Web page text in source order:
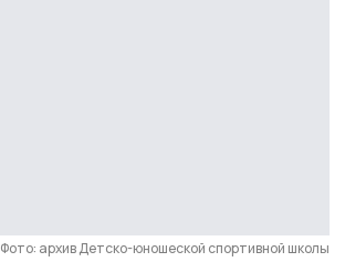
Фото: архив Детско-юношеской спортивной школы